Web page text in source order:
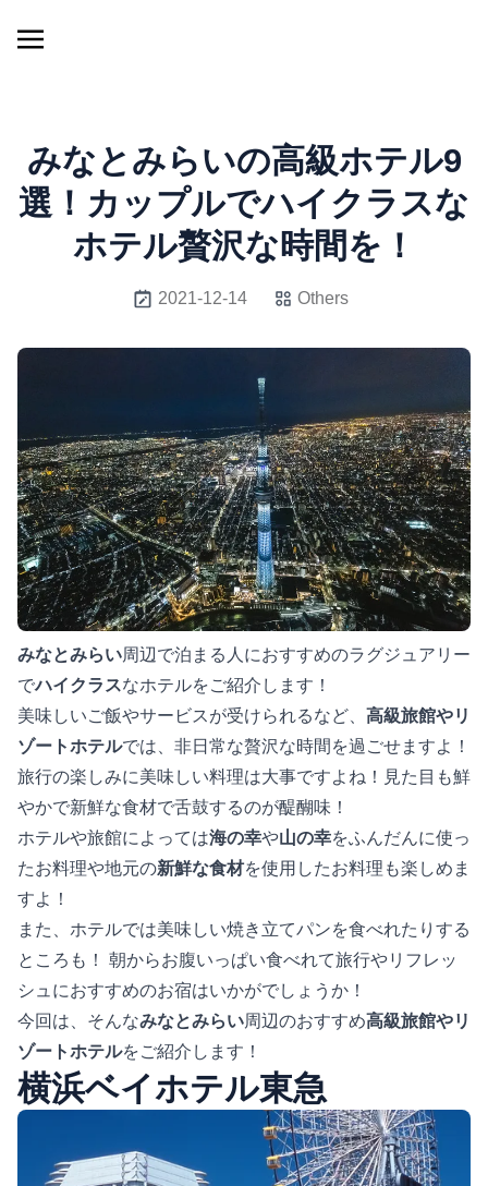
みなとみらいの高級ホテル9
選！カップルでハイクラスな
ホテル贅沢な時間を！
2021-12-14 Others
みなとみらい周辺で泊まる人におすすめのラグジュアリー
でハイクラスなホテルをご紹介します！
美味しいご飯やサービスが受けられるなど、 高級旅館やリ
ゾートホテルでは、非日常な贅沢な時間を過ごせますよ！
旅行の楽しみに美味しい料理は大事ですよね！見た目も鮮
やかで新鮮な食材で舌鼓するのが醍醐味！
ホテルや旅館によっては海の幸や山の幸をふんだんに使っ
たお料理や地元の新鮮な食材を使用したお料理も楽しめま
すよ！
また、ホテルでは美味しい焼き立てパンを食べれたりする
ところも！ 朝からお腹いっぱい食べれて旅行やリフレッ
シュにおすすめのお宿はいかがでしょうか！
今回は、そんなみなとみらい周辺のおすすめ高級旅館やリ
ゾートホテルをご紹介します！
横浜ベイホテル東急